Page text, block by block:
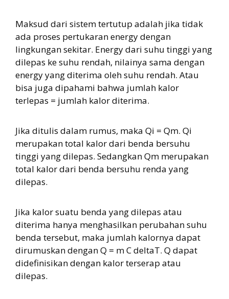
Maksud dari sistem tertutup adalah jika tidak
ada proses pertukaran energy dengan
lingkungan sekitar. Energy dari suhu tinggi yang
dilepas ke suhu rendah, nilainya sama dengan
energy yang diterima oleh suhu rendah. Atau
bisa juga dipahami bahwa jumlah kalor
terlepas = jumlah kalor diterima.
Jika ditulis dalam rumus, maka Qi = Qm. Qi
merupakan total kalor dari benda bersuhu
tinggi yang dilepas. Sedangkan Qm merupakan
total kalor dari benda bersuhu renda yang
dilepas.
Jika kalor suatu benda yang dilepas atau
diterima hanya menghasilkan perubahan suhu
benda tersebut, maka jumlah kalornya dapat
dirumuskan dengan Q = m C deltaT. Q dapat
didefinisikan dengan kalor terserap atau
dilepas.